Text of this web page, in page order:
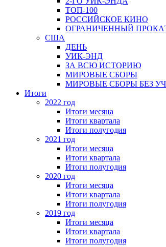
ТОП-100
РОССИЙСКОЕ КИНО
ОГРАНИЧЕННЫЙ
США
ДЕНЬ
УИК-ЭНД
ЗА ВСЮ ИСТОРИЮ
МИРОВЫЕ СБОРЫ
МИРОВЫЕ СБОРЫ БЕЗ
Итоги
2022 год
Итоги месяца
Итоги квартала
Итоги полугодия
2021 год
Итоги месяца
Итоги квартала
Итоги полугодия
2020 год
Итоги месяца
Итоги квартала
Итоги полугодия
2019 год
Итоги месяца
Итоги квартала
Итоги полугодия